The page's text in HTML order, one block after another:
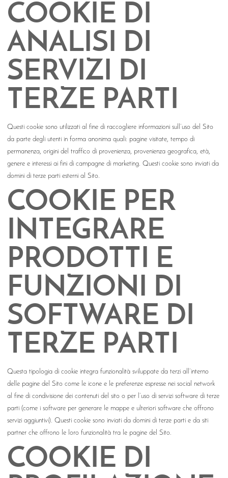
COOKIE DI
ANALISI DI
SERVIZI DI
TERZE PARTI
Questi cookie sono utilizzati al fine di raccogliere informazioni sull’uso del Sito
da parte degli utenti in forma anonima quali: pagine visitate, tempo di
permanenza, origini del traffico di provenienza, provenienza geografica, età,
genere e interessi ai fini di campagne di marketing. Questi cookie sono inviati da
domini di terze parti esterni al Sito.
COOKIE PER
INTEGRARE
PRODOTTI E
FUNZIONI DI
SOFTWARE DI
TERZE PARTI
Questa tipologia di cookie integra funzionalità sviluppate da terzi all’interno
delle pagine del Sito come le icone e le preferenze espresse nei social network
al fine di condivisione dei contenuti del sito o per l’uso di servizi software di terze
parti (come i software per generare le mappe e ulteriori software che offrono
servizi aggiuntivi). Questi cookie sono inviati da domini di terze parti e da siti
partner che offrono le loro funzionalità tra le pagine del Sito.
COOKIE DI